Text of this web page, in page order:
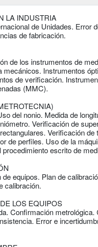
LA INDUSTRIA
de Unidades. Error
de fabricación.
de los instrumentos de
mecánicos. Instrumentos
de verificación.
(MMC).
del nonio. Medida de
Verificación de
Verificación
de perfiles. Uso de la
escrito de
equipos. Plan de
calibración.
LOS EQUIPOS
Confirmación
Error e